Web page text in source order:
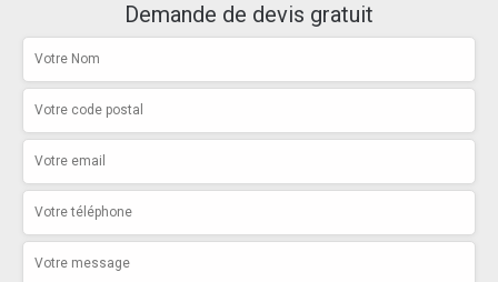
Demande de devis gratuit